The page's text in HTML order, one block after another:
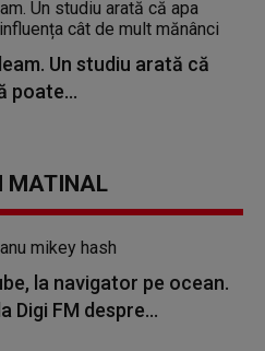
Un studiu arată că
poate...
MATINAL
la navigator pe ocean.
Digi FM despre...